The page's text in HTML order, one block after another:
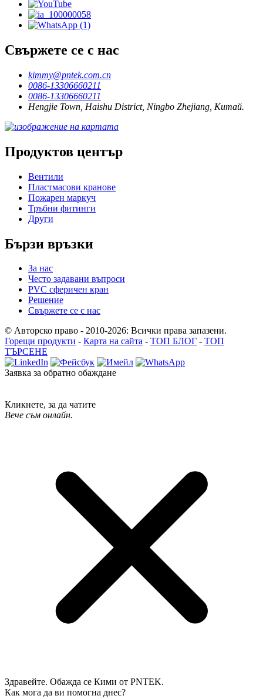
Свържете се с нас
kimmy@pntek.com.cn
0086-13306660211
0086-13306660211
Hengjie Town, Haishu District, Ningbo Zhejiang, Китай.
Продуктов център
Вентили
Пластмасови кранове
Пожарен маркуч
Тръбни фитинги
Други
Бързи връзки
За нас
Често задавани въпроси
PVC сферичен кран
Решение
Свържете се с нас
© Авторско право - 2010-2026: Всички права запазени.
Горещи продукти - Карта на сайта - ТОП БЛОГ - ТОП
ТЪРСЕНЕ
Заявка за обратно обаждане
Кликнете, за да чатите
Вече съм онлайн.
Здравейте. Обажда се Кими от PNTEK.
Как мога да ви помогна днес?